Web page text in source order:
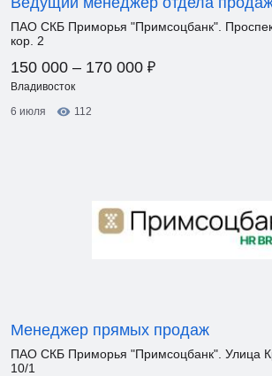
ПАО СКБ Приморья "Примсоцбанк".
кор. 2
150 000 – 170 000 ₽
Владивосток
6 июля
112
Менеджер прямых продаж
ПАО СКБ Приморья "Примсоцбанк". Улица
10/1